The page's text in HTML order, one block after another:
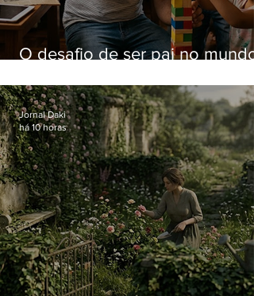
O desafio de ser pai no mundo
Jornal Daki
há 10 horas